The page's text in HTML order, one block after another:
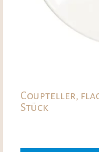
Coupteller,
Stück